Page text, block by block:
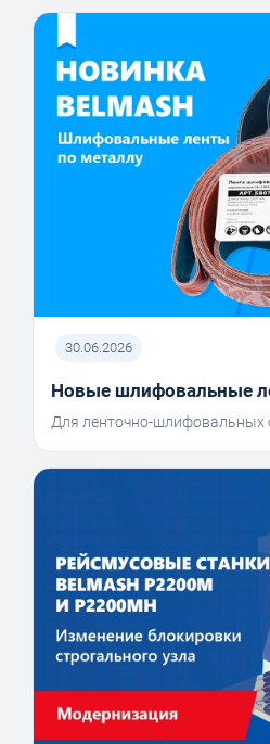
30.06.2026
Новые шлифовальные
Для ленточно-шлифовальных